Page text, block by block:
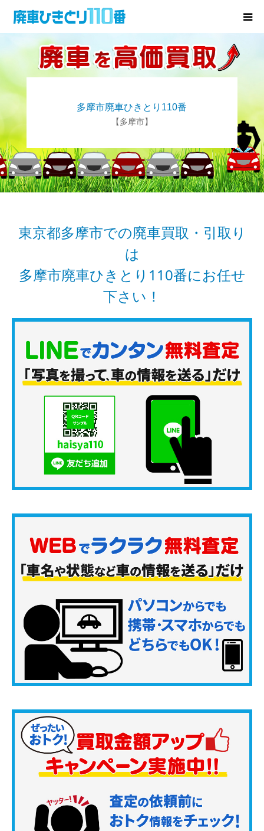
多摩市廃車ひきとり110番
【多摩市】
東京都多摩市での廃車買取・引取り
は
多摩市廃車ひきとり110番にお任せ
下さい！
廃車･事故車の買取
お役立ち情報
お知らせ